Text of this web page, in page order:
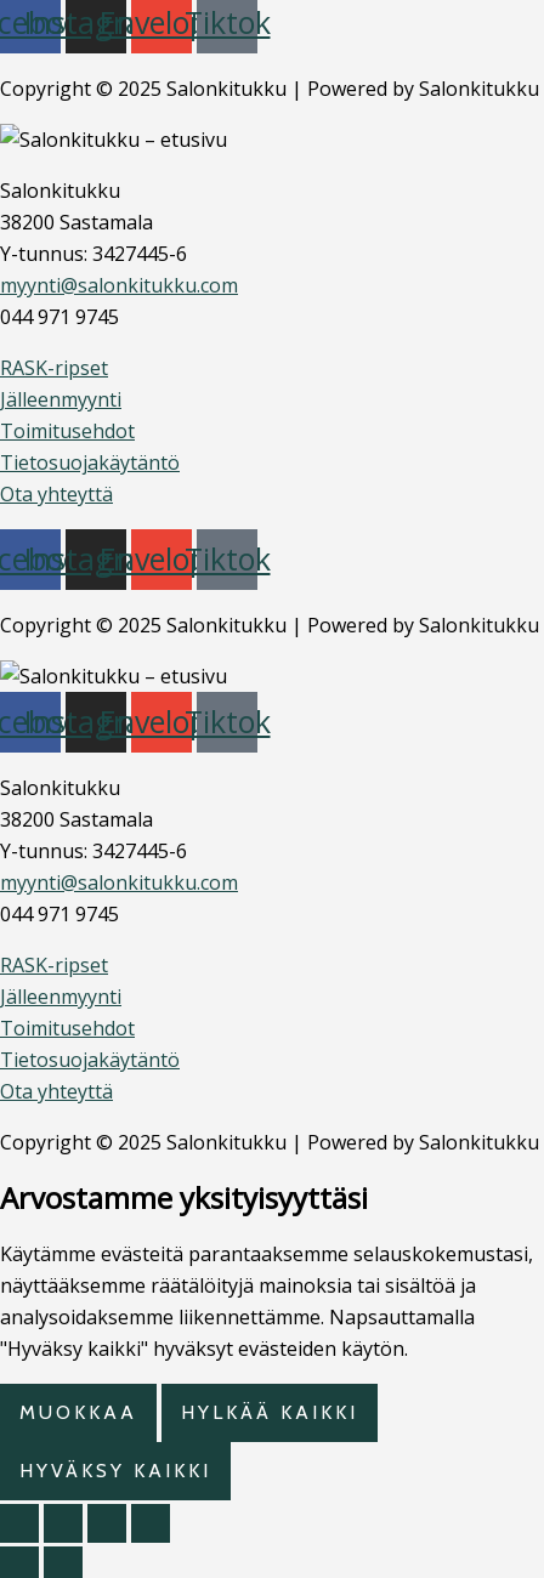
Instagram
EnvelopeTiktok
Copyright © 2025 Salonkitukku | Powered by Salonkitukku
Salonkitukku
38200 Sastamala
Y-tunnus: 3427445-6
myynti@salonkitukku.com
044 971 9745
RASK-ripset
Jälleenmyynti
Toimitusehdot
Tietosuojakäytäntö
Ota yhteyttä
Instagram
EnvelopeTiktok
Copyright © 2025 Salonkitukku | Powered by Salonkitukku
Instagram
EnvelopeTiktok
Salonkitukku
38200 Sastamala
Y-tunnus: 3427445-6
myynti@salonkitukku.com
044 971 9745
RASK-ripset
Jälleenmyynti
Toimitusehdot
Tietosuojakäytäntö
Ota yhteyttä
Copyright © 2025 Salonkitukku | Powered by Salonkitukku
Arvostamme yksityisyyttäsi
Käytämme evästeitä parantaaksemme selauskokemustasi,
näyttääksemme räätälöityjä mainoksia tai sisältöä ja
analysoidaksemme liikennettämme. Napsauttamalla
"Hyväksy kaikki" hyväksyt evästeiden käytön.
MUOKKAA HYLKÄÄ KAIKKI
HYVÄKSY KAIKKI